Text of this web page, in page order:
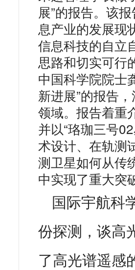
展”的报告。该
息产业的发展现
信息科技的自立
思路和切实可行
中国科学院院士
新进展”的报告
领域。报告着重
并以“珞珈三号
术设计、在轨测
测卫星如何从传
中实现了重大突
国际宇航科
份探测，谈高
了高光谱遥感